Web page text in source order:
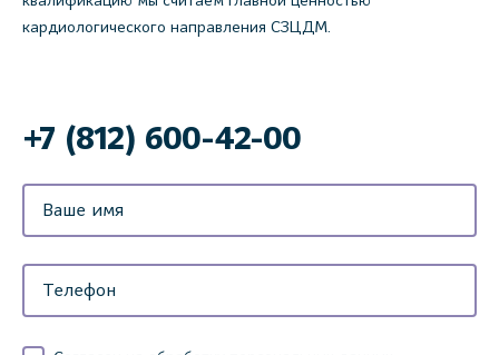
кардиологического направления СЗЦДМ.
‌+7 (812) 600-42-00